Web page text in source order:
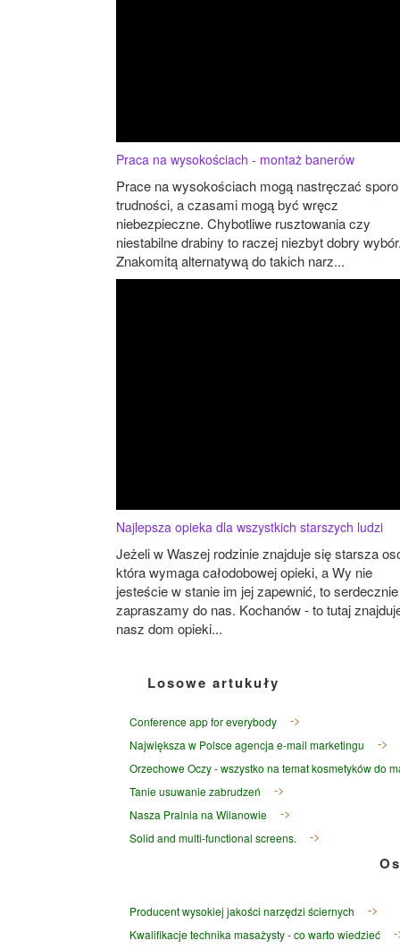
Praca na wysokościach - montaż banerów
Prace na wysokościach mogą nastręczać sporo
trudności, a czasami mogą być wręcz
niebezpieczne. Chybotliwe rusztowania czy
niestabilne drabiny to raczej niezbyt dobry
Znakomitą alternatywą do takich narz...
Najlepsza opieka dla wszystkich starszych ludzi
Jeżeli w Waszej rodzinie znajduje się starsza
która wymaga całodobowej opieki, a Wy nie
jesteście w stanie im jej zapewnić, to serdecznie
zapraszamy do nas. Kochanów - to tutaj
nasz dom opieki...
Losowe artukuły
Conference app for everybody
Największa w Polsce agencja e-mail marketingu
Orzechowe Oczy - wszystko na temat kosmetyków do
Tanie usuwanie zabrudzeń
Nasza Pralnia na Wilanowie
Solid and multi-functional screens.
Producent wysokiej jakości narzędzi ściernych
Kwalifikacje technika masażysty - co warto wiedzieć